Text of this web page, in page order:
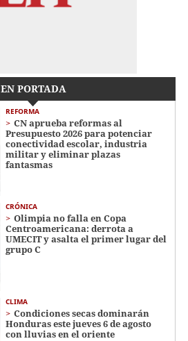
EN PORTADA
REFORMA
CN aprueba reformas al
Presupuesto 2026 para potenciar
conectividad escolar, industria
militar y eliminar plazas
fantasmas
CRÓNICA
Olimpia no falla en Copa
Centroamericana: derrota a
UMECIT y asalta el primer lugar del
grupo C
CLIMA
Condiciones secas dominarán
Honduras este jueves 6 de agosto
con lluvias en el oriente